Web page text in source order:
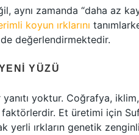
aynı zamanda “daha az
koyun ırklarını
değerlendirmektedir.
YÜZÜ
yoktur. Coğrafya,
Et üretimi için
ırkların genetik